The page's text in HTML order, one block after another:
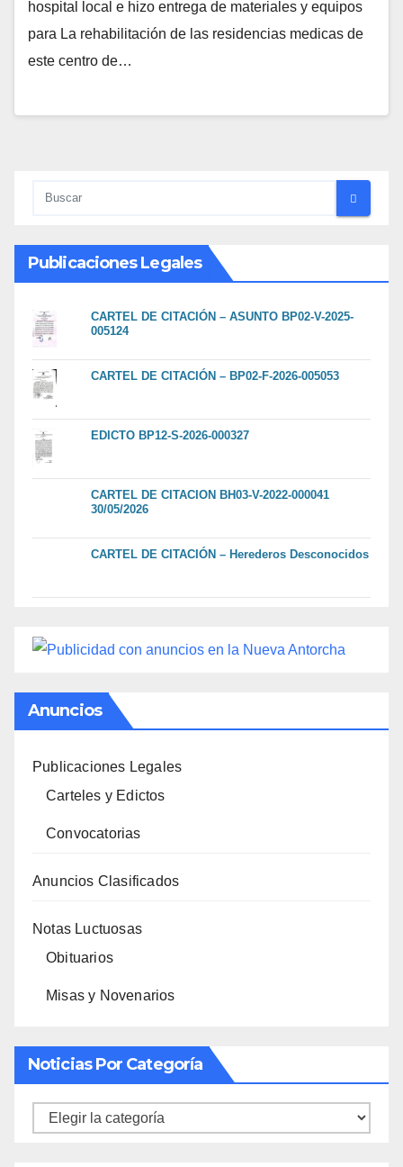
hospital local e hizo entrega de materiales y equipos
para La rehabilitación de las residencias medicas de
este centro de…
Publicaciones Legales
CARTEL DE CITACIÓN – ASUNTO BP02-V-2025-
005124
CARTEL DE CITACIÓN – BP02-F-2026-005053
EDICTO BP12-S-2026-000327
CARTEL DE CITACION BH03-V-2022-000041
30/05/2026
CARTEL DE CITACIÓN – Herederos Desconocidos
Anuncios
Publicaciones Legales
Carteles y Edictos
Convocatorias
Anuncios Clasificados
Notas Luctuosas
Obituarios
Misas y Novenarios
Noticias Por Categoría
Noticias